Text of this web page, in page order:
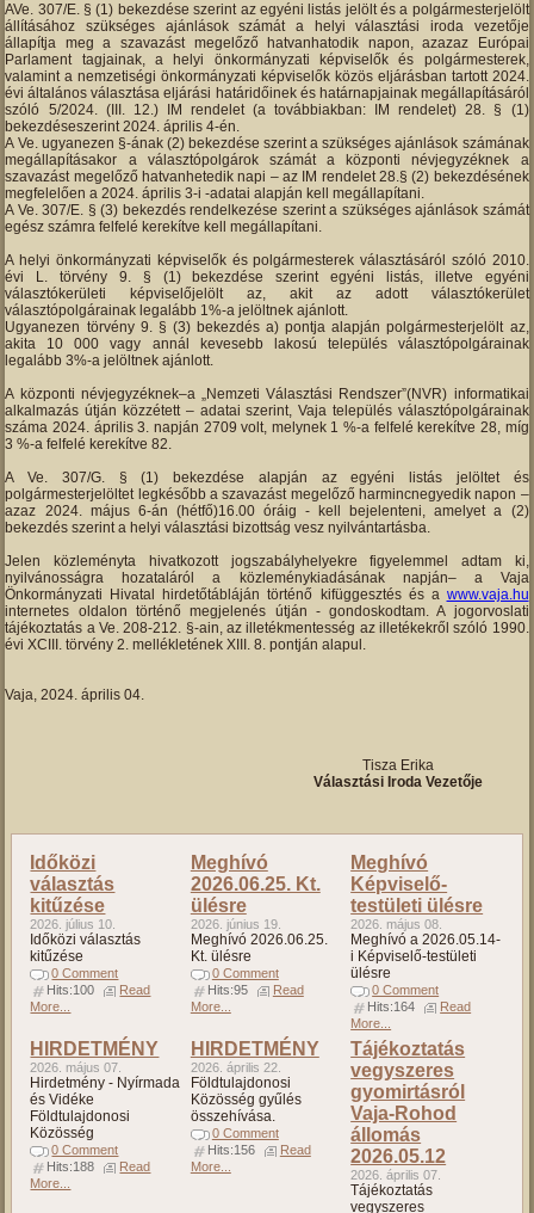
AVe. 307/E. § (1) bekezdése szerint az egyéni listás jelölt és a polgármesterjelölt
állításához szükséges ajánlások számát a helyi választási iroda vezetője
állapítja meg a szavazást megelőző hatvanhatodik napon, azazaz Európai
Parlament tagjainak, a helyi önkormányzati képviselők és polgármesterek,
valamint a nemzetiségi önkormányzati képviselők közös eljárásban tartott 2024.
évi általános választása eljárási határidőinek és határnapjainak megállapításáról
szóló 5/2024. (III. 12.) IM rendelet (a továbbiakban: IM rendelet) 28. § (1)
bekezdéseszerint 2024. április 4-én.
A Ve. ugyanezen §-ának (2) bekezdése szerint a szükséges ajánlások számának
megállapításakor a választópolgárok számát a központi névjegyzéknek a
szavazást megelőző hatvanhetedik napi – az IM rendelet 28.§ (2) bekezdésének
megfelelően a 2024. április 3-i -adatai alapján kell megállapítani.
A Ve. 307/E. § (3) bekezdés rendelkezése szerint a szükséges ajánlások számát
egész számra felfelé kerekítve kell megállapítani.
A helyi önkormányzati képviselők és polgármesterek választásáról szóló 2010.
évi L. törvény 9. § (1) bekezdése szerint egyéni listás, illetve egyéni
választókerületi képviselőjelölt az, akit az adott választókerület
választópolgárainak legalább 1%-a jelöltnek ajánlott.
Ugyanezen törvény 9. § (3) bekezdés a) pontja alapján polgármesterjelölt az,
akita 10 000 vagy annál kevesebb lakosú település választópolgárainak
legalább 3%-a jelöltnek ajánlott.
A központi névjegyzéknek–a „Nemzeti Választási Rendszer”(NVR) informatikai
alkalmazás útján közzétett – adatai szerint, Vaja település választópolgárainak
száma 2024. április 3. napján 2709 volt, melynek 1 %-a felfelé kerekítve 28, míg
3 %-a felfelé kerekítve 82.
A Ve. 307/G. § (1) bekezdése alapján az egyéni listás jelöltet és
polgármesterjelöltet legkésőbb a szavazást megelőző harmincnegyedik napon –
azaz 2024. május 6-án (hétfő)16.00 óráig - kell bejelenteni, amelyet a (2)
bekezdés szerint a helyi választási bizottság vesz nyilvántartásba.
Jelen közleményta hivatkozott jogszabályhelyekre figyelemmel adtam ki,
nyilvánosságra hozataláról a közleménykiadásának napján– a Vaja
Önkormányzati Hivatal hirdetőtábláján történő kifüggesztés és a www.vaja.hu
internetes oldalon történő megjelenés útján - gondoskodtam. A jogorvoslati
tájékoztatás a Ve. 208-212. §-ain, az illetékmentesség az illetékekről szóló 1990.
évi XCIII. törvény 2. mellékletének XIII. 8. pontján alapul.
Vaja, 2024. április 04.
Tisza Erika
Választási Iroda Vezetője
Időközi
választás
kitűzése
2026. július 10.
Időközi választás
kitűzése
0 Comment
Hits:100
Read
More...
Meghívó
2026.06.25. Kt.
ülésre
2026. június 19.
Meghívó 2026.06.25.
Kt. ülésre
0 Comment
Hits:95
Read
More...
Meghívó
Képviselő-
testületi ülésre
2026. május 08.
Meghívó a 2026.05.14-
i Képviselő-testületi
ülésre
0 Comment
Hits:164
Read
More...
HIRDETMÉNY
2026. május 07.
Hirdetmény - Nyírmada
és Vidéke
Földtulajdonosi
Közösség
0 Comment
Hits:188
Read
More...
HIRDETMÉNY
2026. április 22.
Földtulajdonosi
Közösség gyűlés
összehívása.
0 Comment
Hits:156
Read
More...
Tájékoztatás
vegyszeres
gyomirtásról
Vaja-Rohod
állomás
2026.05.12
2026. április 07.
Tájékoztatás
vegyszeres